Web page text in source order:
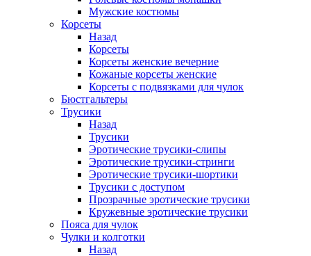
Мужские костюмы
Корсеты
Назад
Корсеты
Корсеты женские вечерние
Кожаные корсеты женские
Корсеты с подвязками для чулок
Бюстгальтеры
Трусики
Назад
Трусики
Эротические трусики-слипы
Эротические трусики-стринги
Эротические трусики-шортики
Трусики с доступом
Прозрачные эротические трусики
Кружевные эротические трусики
Пояса для чулок
Чулки и колготки
Назад